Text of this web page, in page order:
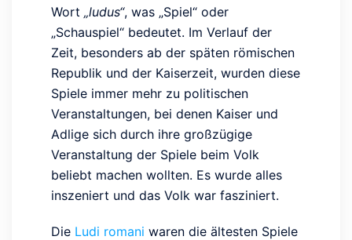
Wort „ludus“, was „Spiel“ oder
„Schauspiel“ bedeutet. Im Verlauf der
Zeit, besonders ab der späten römischen
Republik und der Kaiserzeit, wurden diese
Spiele immer mehr zu politischen
Veranstaltungen, bei denen Kaiser und
Adlige sich durch ihre großzügige
Veranstaltung der Spiele beim Volk
beliebt machen wollten. Es wurde alles
inszeniert und das Volk war fasziniert.
Die Ludi romani waren die ältesten Spiele